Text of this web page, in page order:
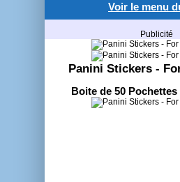
Voir le menu
Publicité
Panini Stickers -
Boite de 50